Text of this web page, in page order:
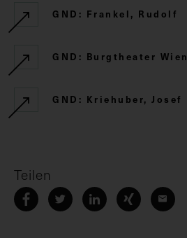
GND: Frankel, Rudolf
GND: Burgtheater Wien
GND: Kriehuber, Josef
Teilen